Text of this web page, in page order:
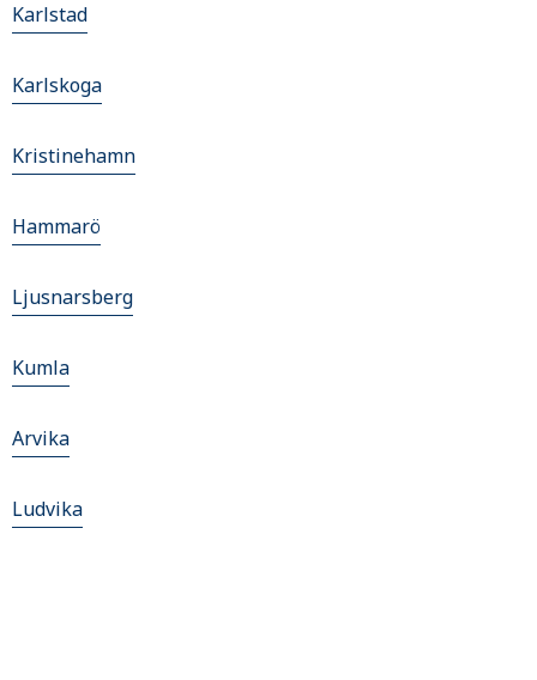
Karlstad
Karlskoga
Kristinehamn
Hammarö
Ljusnarsberg
Kumla
Arvika
Ludvika